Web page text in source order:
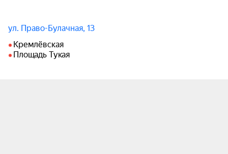
ул. Право-Булачная, 13
Кремлёвская
Площадь Тукая